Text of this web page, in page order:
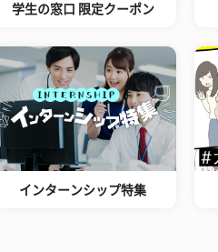
学生の窓口 限定クーポン
インターンシップ特集